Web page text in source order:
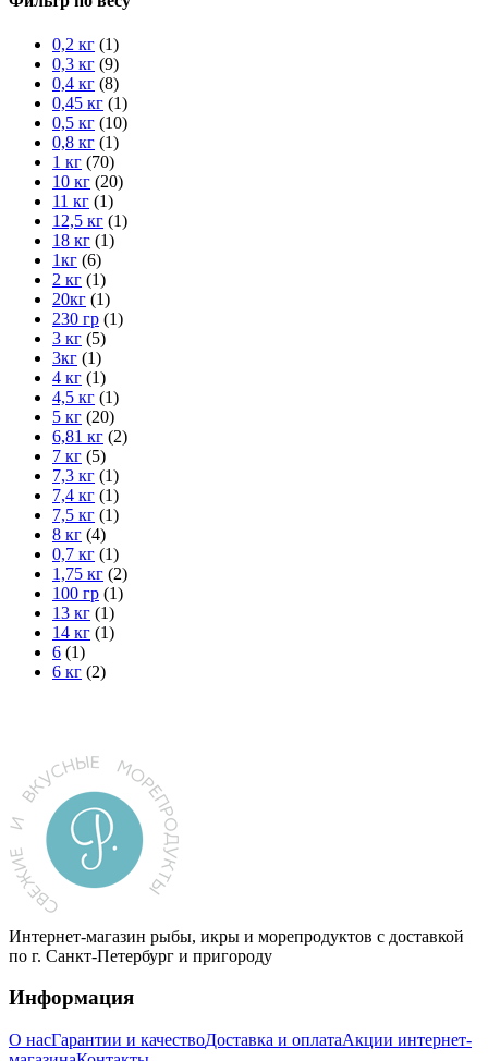
0,2 кг (1)
0,3 кг (9)
0,4 кг (8)
0,45 кг (1)
0,5 кг (10)
0,8 кг (1)
1 кг (70)
10 кг (20)
11 кг (1)
12,5 кг (1)
18 кг (1)
1кг (6)
2 кг (1)
20кг (1)
230 гр (1)
3 кг (5)
3кг (1)
4 кг (1)
4,5 кг (1)
5 кг (20)
6,81 кг (2)
7 кг (5)
7,3 кг (1)
7,4 кг (1)
7,5 кг (1)
8 кг (4)
0,7 кг (1)
1,75 кг (2)
100 гр (1)
13 кг (1)
14 кг (1)
6 (1)
6 кг (2)
Интернет-магазин рыбы, икры и морепродуктов с доставкой
по г. Санкт-Петербург и пригороду
Информация
О насГарантии и качествоДоставка и оплатаАкции интернет-